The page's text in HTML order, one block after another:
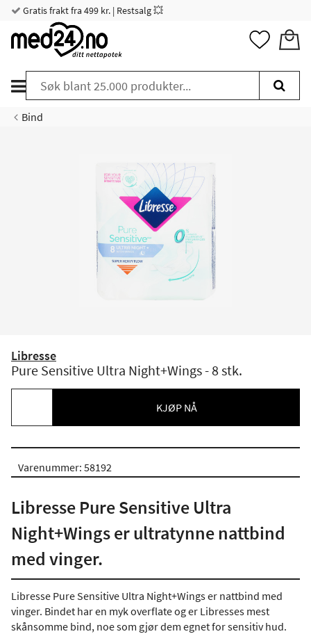
Gratis frakt fra 499 kr. | Restsalg 💥
Bind
Libresse
Pure Sensitive Ultra Night+Wings - 8 stk.
KJØP NÅ
Varenummer: 58192
Libresse Pure Sensitive Ultra
Night+Wings er ultratynne nattbind
med vinger.
Libresse Pure Sensitive Ultra Night+Wings er nattbind med
vinger. Bindet har en myk overflate og er Libresses mest
skånsomme bind, noe som gjør dem egnet for sensitiv hud.